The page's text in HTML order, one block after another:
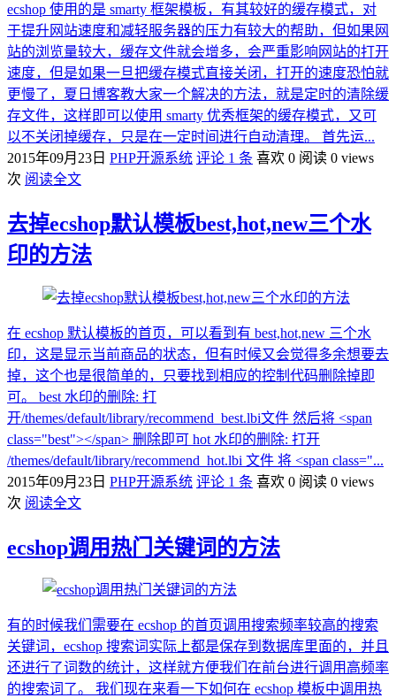
ecshop 使用的是 smarty 框架模板，有其较好的缓存模式，对
于提升网站速度和减轻服务器的压力有较大的帮助，但如果网
站的浏览量较大，缓存文件就会增多，会严重影响网站的打开
速度，但是如果一旦把缓存模式直接关闭，打开的速度恐怕就
更慢了，夏日博客教大家一个解决的方法，就是定时的清除缓
存文件，这样即可以使用 smarty 优秀框架的缓存模式，又可
以不关闭掉缓存，只是在一定时间进行自动清理。 首先运...
2015年09月23日 PHP开源系统 评论 1 条 喜欢 0 阅读 0 views
次 阅读全文
去掉ecshop默认模板best,hot,new三个水
印的方法
在 ecshop 默认模板的首页，可以看到有 best,hot,new 三个水
印，这是显示当前商品的状态，但有时候又会觉得多余想要去
掉，这个也是很简单的，只要找到相应的控制代码删除掉即
可。 best 水印的删除: 打
开/themes/default/library/recommend_best.lbi文件 然后将 <span
class="best"></span> 删除即可 hot 水印的删除: 打开
/themes/default/library/recommend_hot.lbi 文件 将 <span class="...
2015年09月23日 PHP开源系统 评论 1 条 喜欢 0 阅读 0 views
次 阅读全文
ecshop调用热门关键词的方法
有的时候我们需要在 ecshop 的首页调用搜索频率较高的搜索
关键词，ecshop 搜索词实际上都是保存到数据库里面的，并且
还进行了词数的统计，这样就方便我们在前台进行调用高频率
的搜索词了。 我们现在来看一下如何在 ecshop 模板中调用热